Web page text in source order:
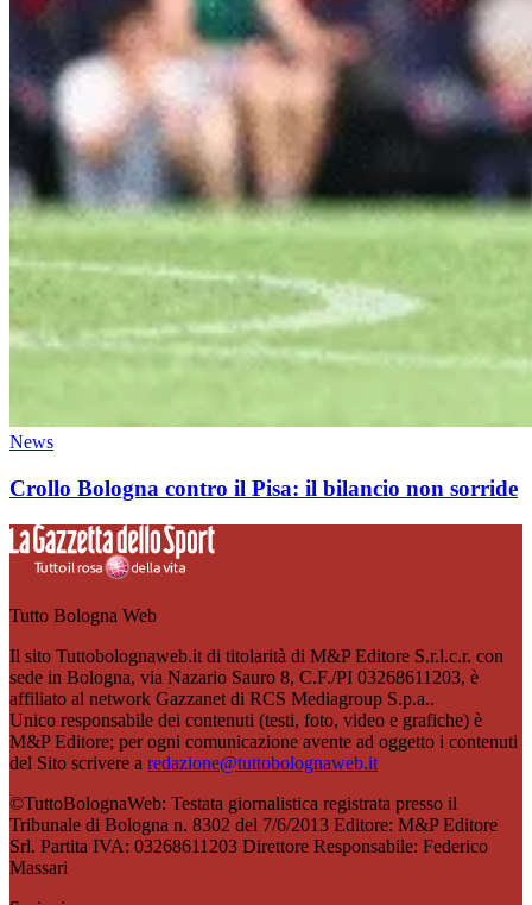
News
Crollo Bologna contro il Pisa: il bilancio non sorride
Tutto Bologna Web
Il sito Tuttobolognaweb.it di titolarità di M&P Editore S.r.l.c.r. con
sede in Bologna, via Nazario Sauro 8, C.F./PI 03268611203, è
affiliato al network Gazzanet di RCS Mediagroup S.p.a..
Unico responsabile dei contenuti (testi, foto, video e grafiche) è
M&P Editore; per ogni comunicazione avente ad oggetto i contenuti
del Sito scrivere a redazione@tuttobolognaweb.it
©TuttoBolognaWeb: Testata giornalistica registrata presso il
Tribunale di Bologna n. 8302 del 7/6/2013 Editore: M&P Editore
Srl. Partita IVA: 03268611203 Direttore Responsabile: Federico
Massari